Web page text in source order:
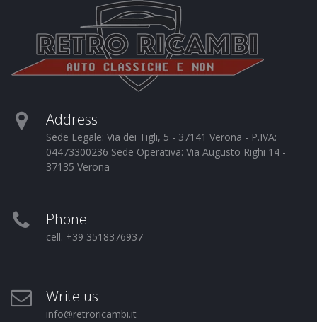
Address
Sede Legale: Via dei Tigli, 5 - 37141 Verona - P.IVA:
04473300236 Sede Operativa: Via Augusto Righi 14 -
37135 Verona
Phone
cell. +39 3518376937
Write us
info@retroricambi.it